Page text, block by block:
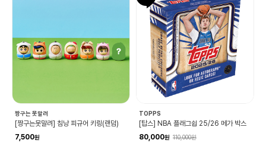
짱구는 못말려
[짱구는못말려] 침낭 피규어 키링(랜덤)
7,500
TOPPS
[탑스] NBA 플래그쉽 25/26 메가 박스
80,000
110,000